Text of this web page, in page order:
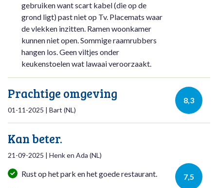
gebruiken want scart kabel (die op de
grond ligt) past niet op Tv. Placemats waar
de vlekken inzitten. Ramen woonkamer
kunnen niet open. Sommige raamrubbers
hangen los. Geen viltjes onder
keukenstoelen wat lawaai veroorzaakt.
Prachtige omgeving
01-11-2025 | Bart (NL)
8,3
Kan beter.
21-09-2025 | Henk en Ada (NL)
7,5
Rust op het park en het goede restaurant.